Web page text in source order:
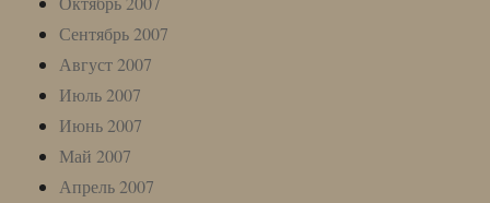
Сентябрь 2007
Август 2007
Июль 2007
Июнь 2007
Май 2007
Апрель 2007